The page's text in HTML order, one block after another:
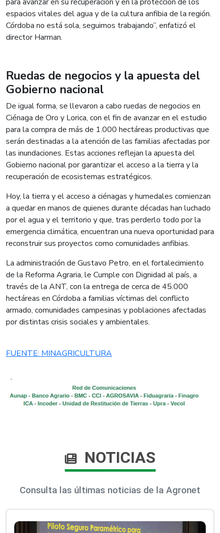
espacios vitales del agua y de la cultura anfibia de la región.
Córdoba no está sola, seguimos trabajando”, enfatizó el
director Harman.
Ruedas de negocios y la apuesta del
Gobierno nacional
De igual forma, se llevaron a cabo ruedas de negocios en
Ciénaga de Oro y Lorica, con el fin de avanzar en el estudio
para la compra de más de 1.000 hectáreas productivas que
serán destinadas a la atención de las familias afectadas por
las inundaciones. Estas acciones reflejan la apuesta del
Gobierno nacional por garantizar el acceso a la tierra y la
recuperación de ecosistemas estratégicos.
Hoy, la tierra y el acceso a ciénagas y humedales comienzan
a quedar en manos de quienes durante décadas han luchado
por el agua y el territorio y que, tras perderlo todo por la
emergencia climática, encuentran una nueva oportunidad para
reconstruir sus proyectos como comunidades anfibias.
La administración de Gustavo Petro, en el fortalecimiento
de la Reforma Agraria, le Cumple con Dignidad al país, a
través de la ANT, con la entrega de cerca de 45.000
hectáreas en Córdoba a familias víctimas del conflicto
armado, comunidades campesinas y poblaciones afectadas
por distintas crisis sociales y ambientales.
FUENTE: MINAGRICULTURA
NOTICIAS
Consulta las últimas noticias de la Agronet